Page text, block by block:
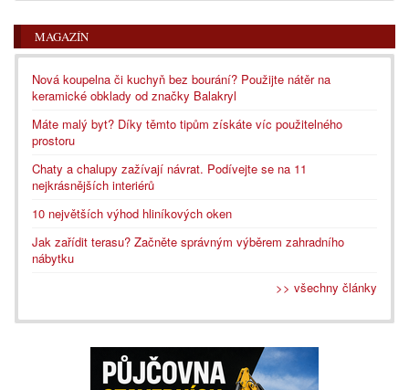
MAGAZÍN
Nová koupelna či kuchyň bez bourání? Použijte nátěr na
keramické obklady od značky Balakryl
Máte malý byt? Díky těmto tipům získáte víc použitelného
prostoru
Chaty a chalupy zažívají návrat. Podívejte se na 11
nejkrásnějších interiérů
10 největších výhod hliníkových oken
Jak zařídit terasu? Začněte správným výběrem zahradního
nábytku
>> všechny články